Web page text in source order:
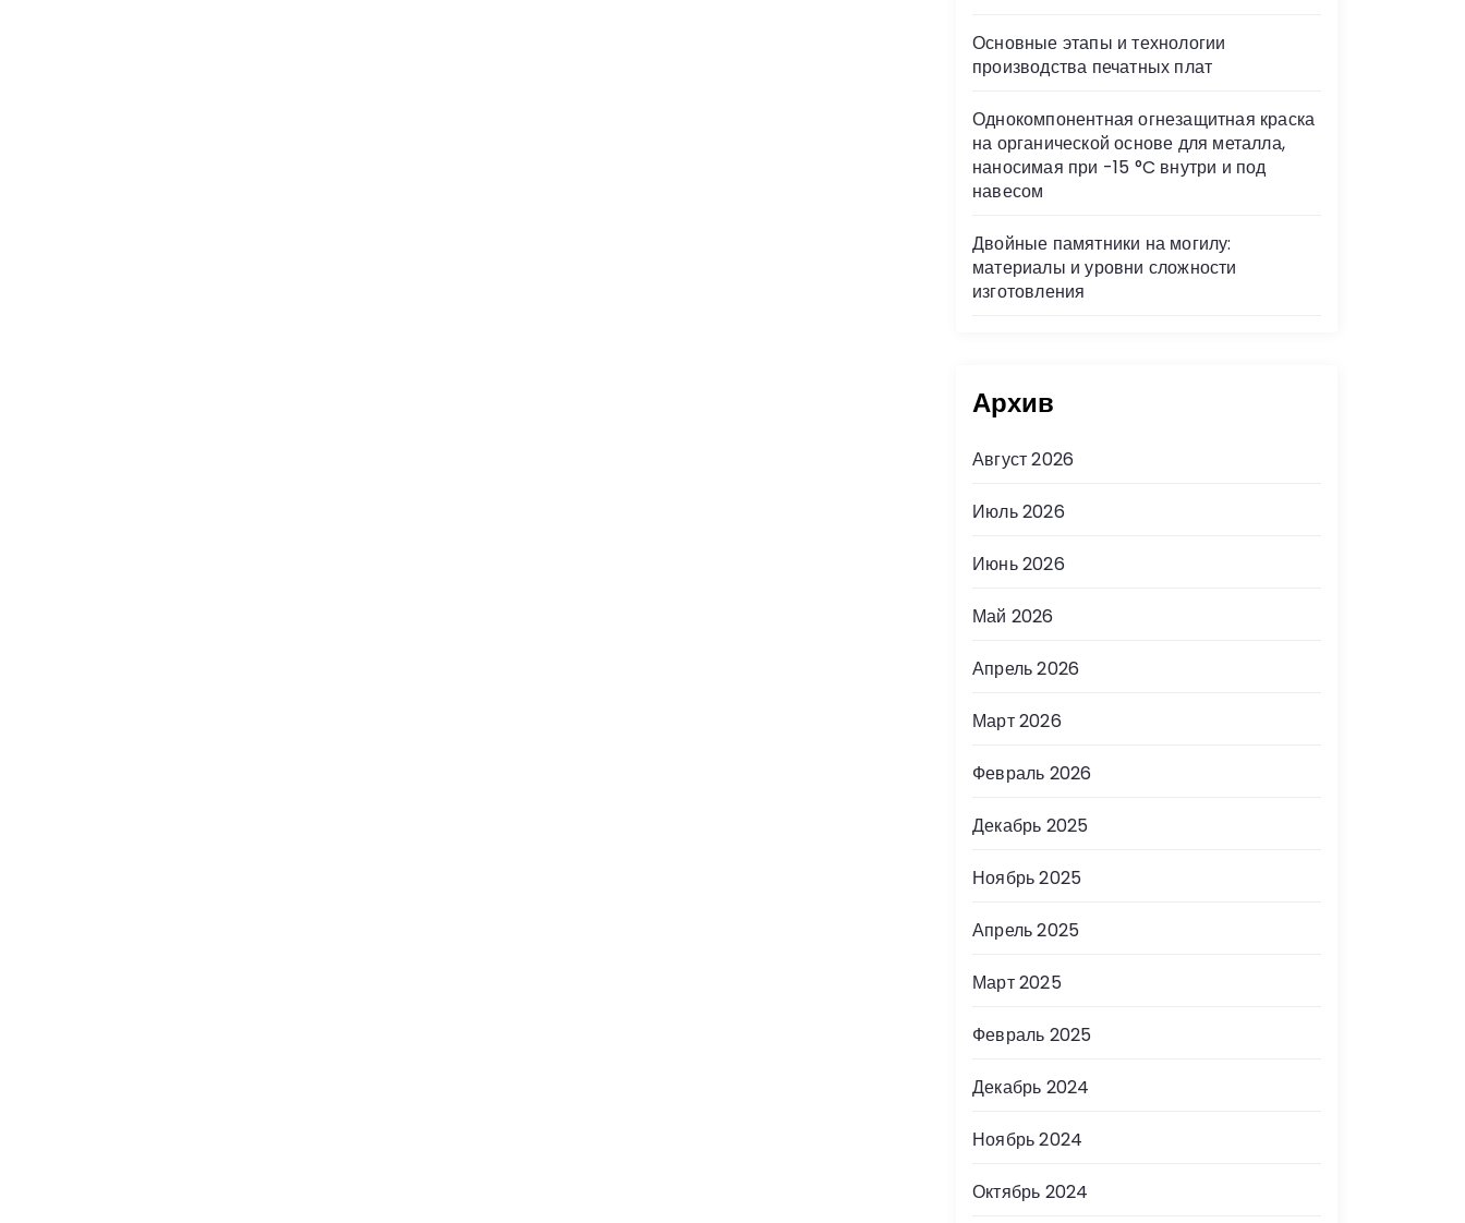
Основные этапы и технологии
производства печатных плат
Однокомпонентная огнезащитная краска
на органической основе для металла,
наносимая при -15 °C внутри и под
навесом
Двойные памятники на могилу:
материалы и уровни сложности
изготовления
Архив
Август 2026
Июль 2026
Июнь 2026
Май 2026
Апрель 2026
Март 2026
Февраль 2026
Декабрь 2025
Ноябрь 2025
Апрель 2025
Март 2025
Февраль 2025
Декабрь 2024
Ноябрь 2024
Октябрь 2024